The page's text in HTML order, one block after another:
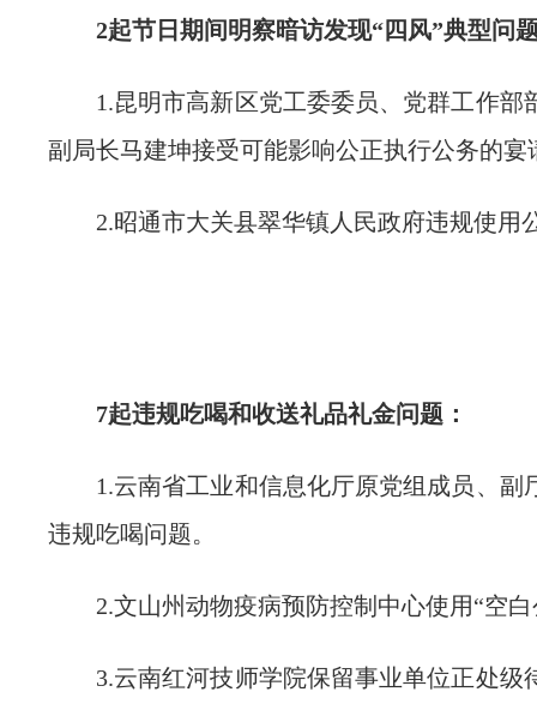
2起节日期间明察暗访发现“四风”典型问
1.昆明市高新区党工委委员、党群工作
副局长马建坤接受可能影响公正执行公务的宴
2.昭通市大关县翠华镇人民政府违规使用
7起违规吃喝和收送礼品礼金问题：
1.云南省工业和信息化厅原党组成员、
违规吃喝问题。
2.文山州动物疫病预防控制中心使用“空
3.云南红河技师学院保留事业单位正处